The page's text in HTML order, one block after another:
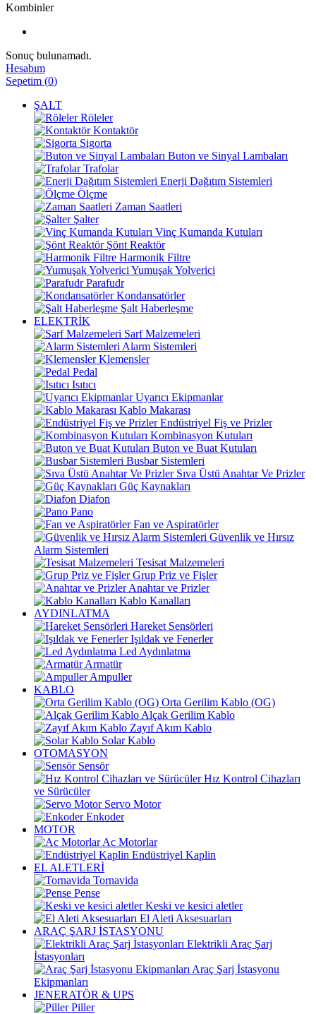
Kombinler
Sonuç bulunamadı.
Hesabım
Sepetim (0)
ŞALT
Röleler
Kontaktör
Sigorta
Buton ve Sinyal Lambaları
Trafolar
Enerji Dağıtım Sistemleri
Ölçme
Zaman Saatleri
Şalter
Vinç Kumanda Kutuları
Şönt Reaktör
Harmonik Filtre
Yumuşak Yolverici
Parafudr
Kondansatörler
Şalt Haberleşme
ELEKTRİK
Sarf Malzemeleri
Alarm Sistemleri
Klemensler
Pedal
Isıtıcı
Uyarıcı Ekipmanlar
Kablo Makarası
Endüstriyel Fiş ve Prizler
Kombinasyon Kutuları
Buton ve Buat Kutuları
Busbar Sistemleri
Sıva Üstü Anahtar Ve Prizler
Güç Kaynakları
Diafon
Pano
Fan ve Aspiratörler
Güvenlik ve Hırsız
Alarm Sistemleri
Tesisat Malzemeleri
Grup Priz ve Fişler
Anahtar ve Prizler
Kablo Kanalları
AYDINLATMA
Hareket Sensörleri
Işıldak ve Fenerler
Led Aydınlatma
Armatür
Ampuller
KABLO
Orta Gerilim Kablo (OG)
Alçak Gerilim Kablo
Zayıf Akım Kablo
Solar Kablo
OTOMASYON
Sensör
Hız Kontrol Cihazları
ve Sürücüler
Servo Motor
Enkoder
MOTOR
Ac Motorlar
Endüstriyel Kaplin
EL ALETLERİ
Tornavida
Pense
Keski ve kesici aletler
El Aleti Aksesuarları
ARAÇ ŞARJ İSTASYONU
Elektrikli Araç Şarj
İstasyonları
Araç Şarj İstasyonu
Ekipmanları
JENERATÖR & UPS
Piller